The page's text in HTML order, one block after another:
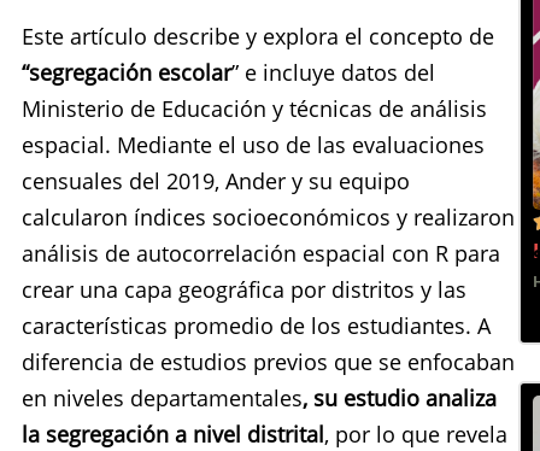
Este artículo describe y explora el concepto de
“segregación escolar” e incluye datos del
Ministerio de Educación y técnicas de análisis
espacial. Mediante el uso de las evaluaciones
censuales del 2019, Ander y su equipo
calcularon índices socioeconómicos y realizaron
análisis de autocorrelación espacial con R para
crear una capa geográfica por distritos y las
características promedio de los estudiantes. A
diferencia de estudios previos que se enfocaban
en niveles departamentales, su estudio analiza
la segregación a nivel distrital, por lo que revela